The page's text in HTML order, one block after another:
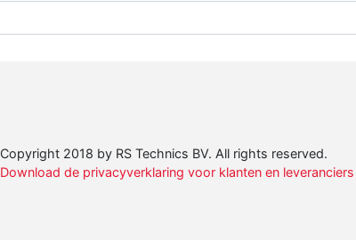
Copyright 2018 by RS Technics BV. All rights reserved.
Download de privacyverklaring voor klanten en leveranciers